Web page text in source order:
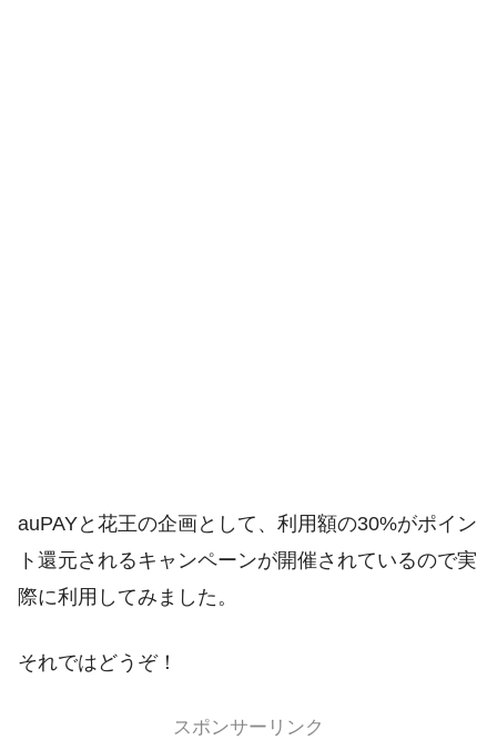
auPAYと花王の企画として、利用額の30%がポイン
ト還元されるキャンペーンが開催されているので実
際に利用してみました。
それではどうぞ！
スポンサーリンク